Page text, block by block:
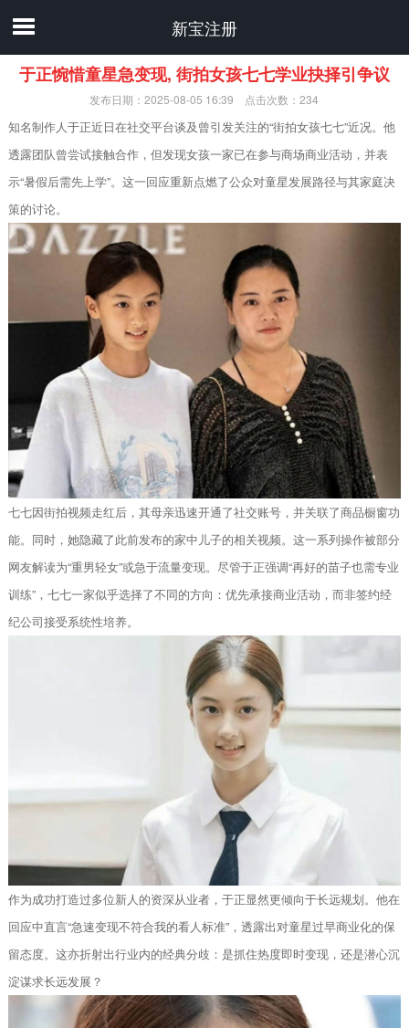
新宝注册
于正惋惜童星急变现, 街拍女孩七七学业抉择引争议
发布日期：2025-08-05 16:39 点击次数：234
知名制作人于正近日在社交平台谈及曾引发关注的“街拍女孩七七”近况。他
透露团队曾尝试接触合作，但发现女孩一家已在参与商场商业活动，并表
示“暑假后需先上学”。这一回应重新点燃了公众对童星发展路径与其家庭决
策的讨论。
七七因街拍视频走红后，其母亲迅速开通了社交账号，并关联了商品橱窗功
能。同时，她隐藏了此前发布的家中儿子的相关视频。这一系列操作被部分
网友解读为“重男轻女”或急于流量变现。尽管于正强调“再好的苗子也需专业
训练”，七七一家似乎选择了不同的方向：优先承接商业活动，而非签约经
纪公司接受系统性培养。
作为成功打造过多位新人的资深从业者，于正显然更倾向于长远规划。他在
回应中直言“急速变现不符合我的看人标准”，透露出对童星过早商业化的保
留态度。这亦折射出行业内的经典分歧：是抓住热度即时变现，还是潜心沉
淀谋求长远发展？